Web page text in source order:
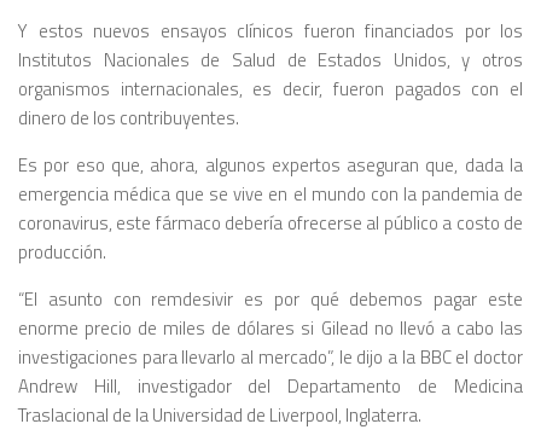
Y estos nuevos ensayos clínicos fueron financiados por los
Institutos Nacionales de Salud de Estados Unidos, y otros
organismos internacionales, es decir, fueron pagados con el
dinero de los contribuyentes.
Es por eso que, ahora, algunos expertos aseguran que, dada la
emergencia médica que se vive en el mundo con la pandemia de
coronavirus, este fármaco debería ofrecerse al público a costo de
producción.
“El asunto con remdesivir es por qué debemos pagar este
enorme precio de miles de dólares si Gilead no llevó a cabo las
investigaciones para llevarlo al mercado”, le dijo a la BBC el doctor
Andrew Hill, investigador del Departamento de Medicina
Traslacional de la Universidad de Liverpool, Inglaterra.